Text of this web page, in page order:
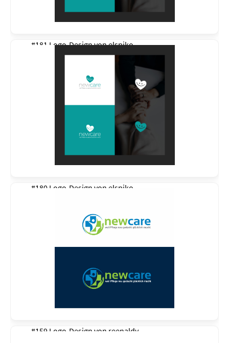
#181 Logo-Design vonelspiko
#180 Logo-Design von elspiko
#159 Logo-Design von reenaldy